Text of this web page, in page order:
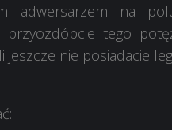
adwersarzem na
tego
nie posiadacie